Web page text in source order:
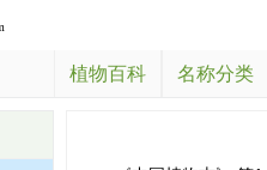
植物百科 名称分类